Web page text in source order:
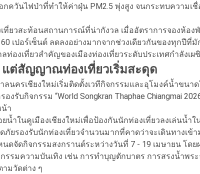
ควันไฟป่าที่ทำให้ค่าฝุ่น PM2.5 พุ่งสูง จนกระทบความเ
ที่ยวสะท้อนสถานการณ์ที่น่ากังวล เมื่ออัตราการจองห้อง
เปอร์เซ็นต์ ลดลงอย่างมากจากช่วงเดียวกันของทุกปีที่มั
องเที่ยวสำคัญของเมืองท่องเที่ยวระดับประเทศกำลังเ
แต่สัญญาณท่องเที่ยวเริ่มสะดุด
ลนครเชียงใหม่เริ่มติดตั้งเวทีกิจกรรมและอุโมงค์น้ำขน
รับกิจกรรม “World Songkran Thaphae Chiangmai
า
ำในคูเมืองเชียงใหม่เพื่อป้องกันนักท่องเที่ยวลงเล่นน้ำ
ยรองรับนักท่องเที่ยวจำนวนมากที่คาดว่าจะเดินทางเข้า
ดจัดกิจกรรมสงกรานต์ระหว่างวันที่ 7 - 19 เมษายน โด
รมความบันเทิง เช่น การทำบุญตักบาตร การสรงน้ำพร
มวัดต่าง ๆ